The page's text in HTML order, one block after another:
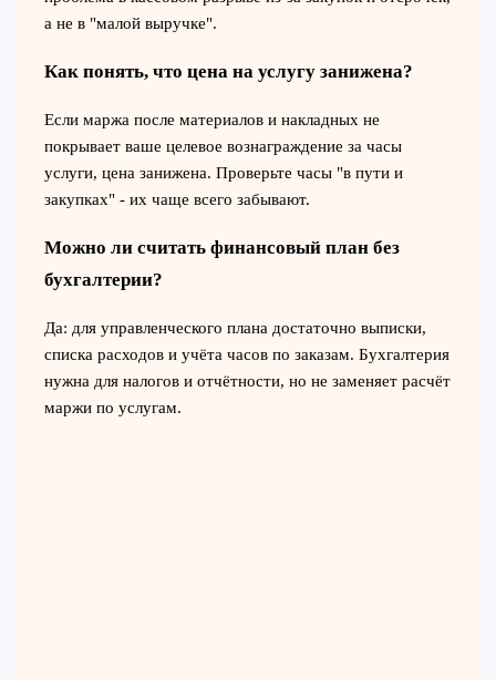
а не в "малой выручке".
Как понять, что цена на услугу занижена?
Если маржа после материалов и накладных не
покрывает ваше целевое вознаграждение за часы
услуги, цена занижена. Проверьте часы "в пути и
закупках" - их чаще всего забывают.
Можно ли считать финансовый план без
бухгалтерии?
Да: для управленческого плана достаточно выписки,
списка расходов и учёта часов по заказам. Бухгалтерия
нужна для налогов и отчётности, но не заменяет расчёт
маржи по услугам.